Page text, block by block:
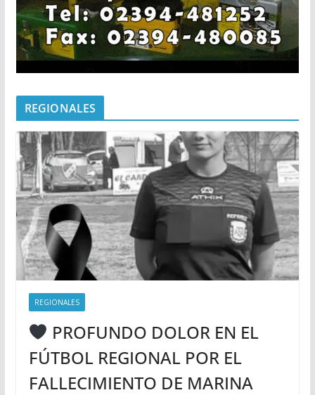
REGIONALES
REGIONALES
PROFUNDO DOLOR EN EL
FÚTBOL REGIONAL POR EL
FALLECIMIENTO DE MARINA